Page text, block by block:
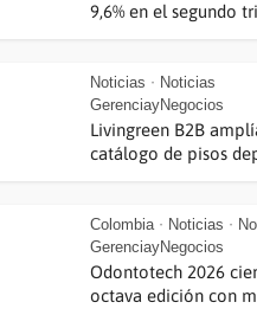
9,6% en el segundo
Noticias • Noticias
GerenciayNegocios
Livingreen B2B
catálogo de pisos
Colombia • Noticias •
GerenciayNegocios
Odontotech 2026
octava edición con